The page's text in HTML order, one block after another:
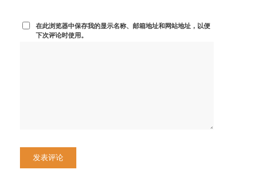
在此浏览器中保存我的显示名称、邮箱地址和网站地址，以便
下次评论时使用。